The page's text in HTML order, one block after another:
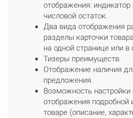
отображения: индикатор
числовой остаток.
Два вида отображения
разделы карточки
на одной странице или в
Тизеры преимуществ.
Отображение наличия
предложения.
Возможность настройки
отображения
товаре (описание,